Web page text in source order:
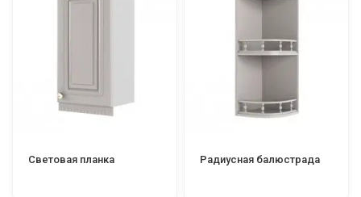
Световая планка Радиусная балюстрада